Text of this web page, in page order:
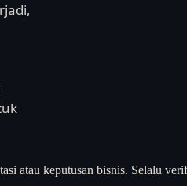
atau keputusan bisnis. Selalu